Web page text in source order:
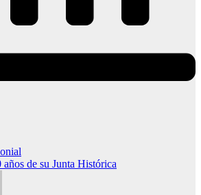
de su Junta Histórica